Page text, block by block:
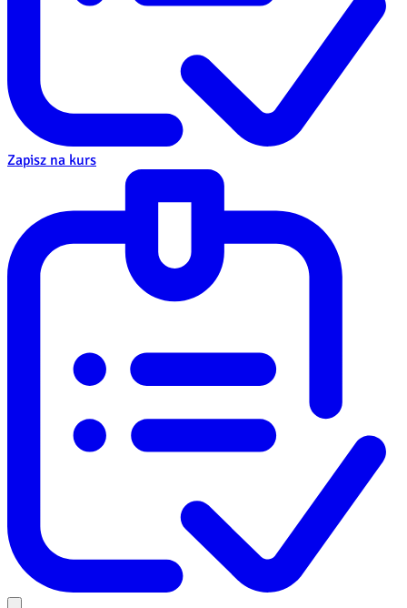
Zapisz na kurs